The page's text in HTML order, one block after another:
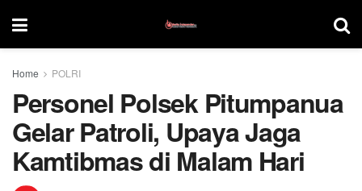
Home POLRI
Personel Polsek Pitumpanua
Gelar Patroli, Upaya Jaga
Kamtibmas di Malam Hari